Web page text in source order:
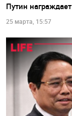
Путин
25 марта, 15:57